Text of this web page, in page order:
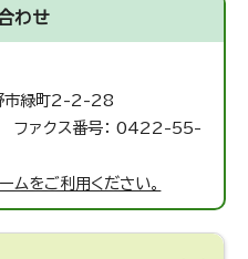
わせ
市緑町2-2-28
ァクス番号： 0422-55-
ムをご利用ください。